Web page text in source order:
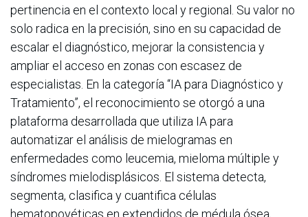
pertinencia en el contexto local y regional. Su valor no
solo radica en la precisión, sino en su capacidad de
escalar el diagnóstico, mejorar la consistencia y
ampliar el acceso en zonas con escasez de
especialistas. En la categoría “IA para Diagnóstico y
Tratamiento”, el reconocimiento se otorgó a una
plataforma desarrollada que utiliza IA para
automatizar el análisis de mielogramas en
enfermedades como leucemia, mieloma múltiple y
síndromes mielodisplásicos. El sistema detecta,
segmenta, clasifica y cuantifica células
hematopoyéticas en extendidos de médula ósea,